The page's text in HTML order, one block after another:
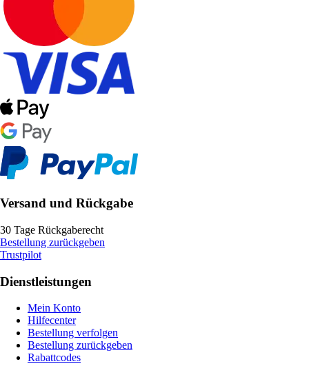
Versand und Rückgabe
30 Tage Rückgaberecht
Bestellung zurückgeben
Trustpilot
Dienstleistungen
Mein Konto
Hilfecenter
Bestellung verfolgen
Bestellung zurückgeben
Rabattcodes